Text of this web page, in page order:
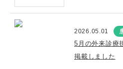
2026.05.01
5月の外来診療
掲載しました